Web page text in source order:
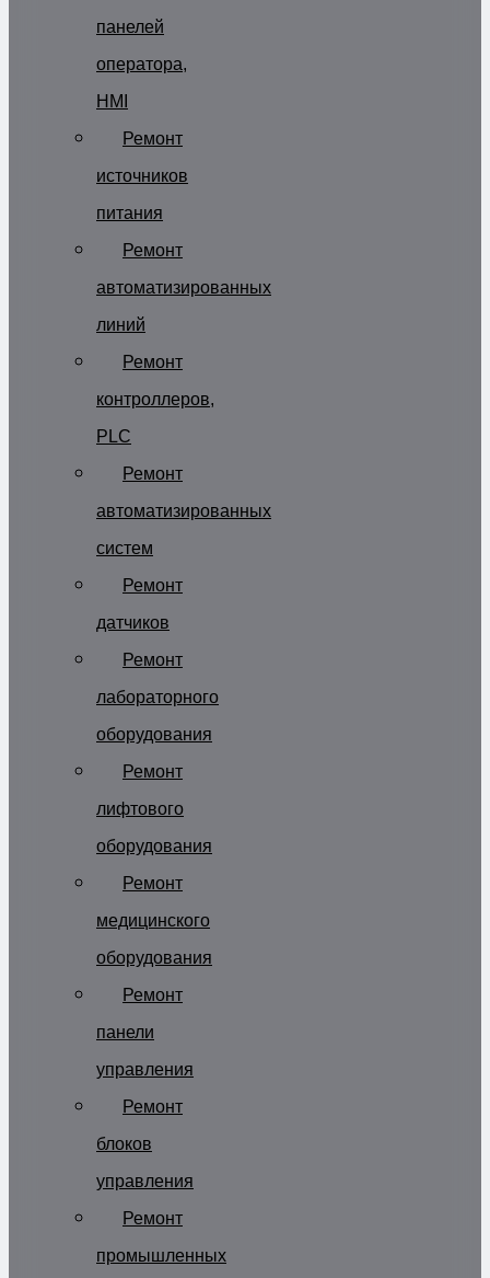
панелей
оператора,
HMI
Ремонт
источников
питания
Ремонт
автоматизированных
линий
Ремонт
контроллеров,
PLC
Ремонт
автоматизированных
систем
Ремонт
датчиков
Ремонт
лабораторного
оборудования
Ремонт
лифтового
оборудования
Ремонт
медицинского
оборудования
Ремонт
панели
управления
Ремонт
блоков
управления
Ремонт
промышленных